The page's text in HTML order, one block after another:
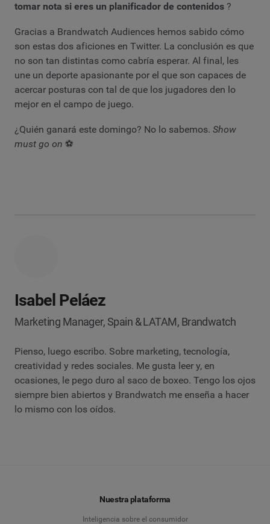
tomar nota si eres un planificador de contenidos ?
Gracias a Brandwatch Audiences hemos sabido cómo
son estas dos aficiones en Twitter. La conclusión es que
no son tan distintas como cabría esperar. Al final, les
une un deporte apasionante por el que son capaces de
acercar posturas con tal de que los jugadores den lo
mejor en el campo de juego.
¿Quién ganará este domingo? No lo sabemos. Show
must go on ⚽
Isabel Peláez
Marketing Manager, Spain & LATAM, Brandwatch
Pienso, luego escribo. Sobre marketing, tecnología,
creatividad y redes sociales. Me gusta leer y, en
ocasiones, le pego duro al saco de boxeo. Tengo los ojos
siempre bien abiertos y Brandwatch me enseña a hacer
lo mismo con los oídos.
Nuestra plataforma
Inteligencia sobre el consumidor